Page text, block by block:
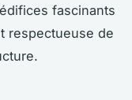
fascinants
respectueuse de